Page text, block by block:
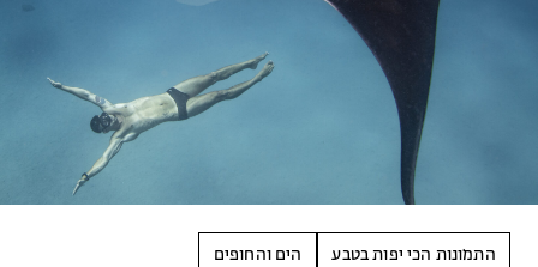
התמונות הכי יפות בטבע הים והחופים